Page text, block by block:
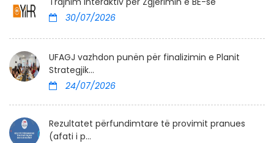
30/07/2026
UFAGJ vazhdon punën për finalizimin e Planit
Strategjik...
24/07/2026
Rezultatet përfundimtare të provimit pranues
(afati i p...